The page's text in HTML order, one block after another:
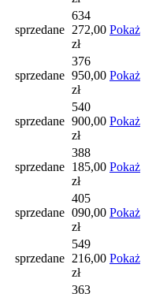
sprzedane
634
272,00
zł
Pokaż
sprzedane
376
950,00
zł
Pokaż
sprzedane
540
900,00
zł
Pokaż
sprzedane
388
185,00
zł
Pokaż
sprzedane
405
090,00
zł
Pokaż
sprzedane
549
216,00
zł
Pokaż
363